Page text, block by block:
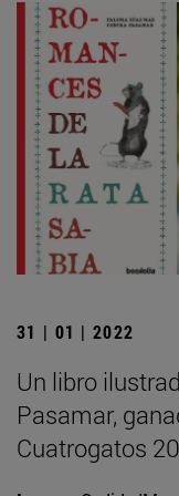
31 | 01 | 2022
Un libro
Pasamar,
Cuatrogatos